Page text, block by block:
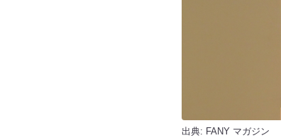
出典: FANY マガジン